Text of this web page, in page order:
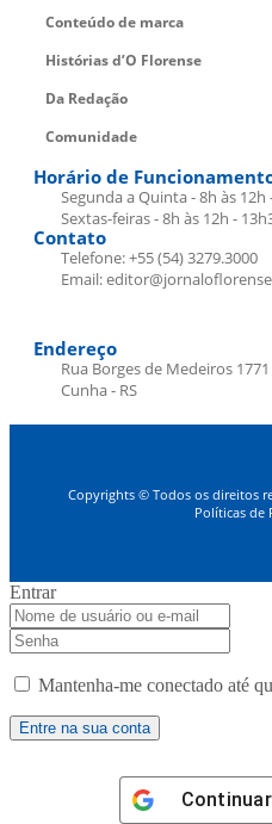
Conteúdo de marca
Histórias d’O Florense
Da Redação
Comunidade
Horário de
Segunda a Quinta - 8h às 12h
Sextas-feiras - 8h às 12h -
Contato
Telefone: +55 (54) 3279.3000
Email:
Endereço
Rua Borges de Medeiros
Cunha - RS
Copyrights © Todos os direitos
Políticas de
Entrar
Mantenha-me conectado até